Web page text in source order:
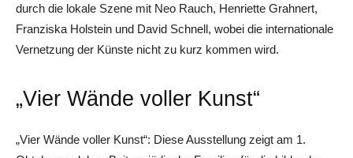
durch die lokale Szene mit Neo Rauch, Henriette Grahnert,
Franziska Holstein und David Schnell, wobei die internationale
Vernetzung der Künste nicht zu kurz kommen wird.
„Vier Wände voller Kunst“
„Vier Wände voller Kunst“: Diese Ausstellung zeigt am 1.